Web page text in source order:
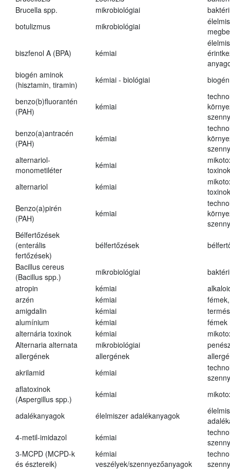
Brucella spp.
mikrobiológiai
botulizmus
mikrobiológiai
biszfenol A (BPA) kémiai
biogén aminok
(hisztamin, tiramin)
kémiai - biológiai
benzo(b)fluorantén
(PAH)
kémiai
benzo(a)antracén
(PAH)
kémiai
alternariol-
monometiléter
kémiai
toxinok
alternariol
kémiai
toxinok
Benzo(a)pirén
(PAH)
kémiai
Bélfertőzések
(enterális
fertőzések)
bélfertőzések
Bacillus cereus
(Bacillus spp.)
mikrobiológiai
atropin
kémiai
arzén
kémiai
amigdalin
kémiai
alumínium
kémiai
fémek
alternária toxinok
kémiai
Alternaria alternata
mikrobiológiai
allergének
allergének
akrilamid
kémiai
aflatoxinok
(Aspergillus spp.)
kémiai
adalékanyagok élelmiszer adalékanyagok
4-metil-imidazol
kémiai
3-MCPD (MCPD-k
és észtereik)
kémiai
veszélyek/szennyezőanyagok